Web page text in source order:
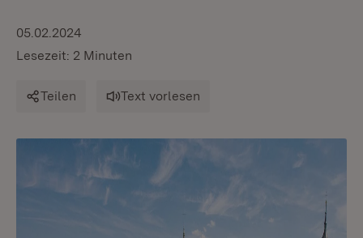
05.02.2024
Lesezeit: 2 Minuten
Teilen Text vorlesen